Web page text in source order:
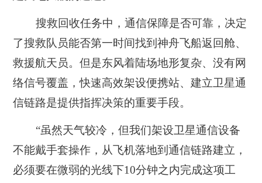
搜救回收任务中，通信保障是否可靠，决定
了搜救队员能否第一时间找到神舟飞船返回舱、
救援航天员。但是东风着陆场地形复杂、没有网
络信号覆盖，快速高效架设便携站、建立卫星通
信链路是提供指挥决策的重要手段。
“虽然天气较冷，但我们架设卫星通信设备
不能戴手套操作，从飞机落地到通信链路建立，
必须要在微弱的光线下10分钟之内完成这项工